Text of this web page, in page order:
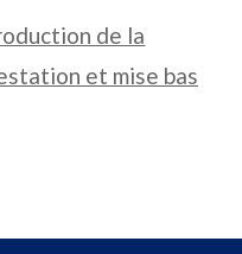
de la
et mise bas